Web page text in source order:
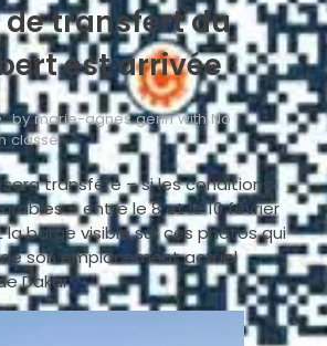
de transfert du
est arrivée
by marie-agnes gerinwith No
classé
transféré – si les conditions
– entre le 8 et le 10 février
la barge visible sur ces photos qui
son emplacement actuel
Dakar.